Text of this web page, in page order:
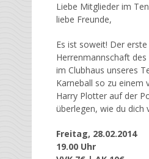
Liebe Mitglieder im
liebe Freunde,
Es ist soweit! Der
Herrenmannschaft
im Clubhaus unseres
Karneball so zu einem
Harry Plotter auf der
überlegen, wie du dich
Freitag, 28.02.2014
19.00 Uhr